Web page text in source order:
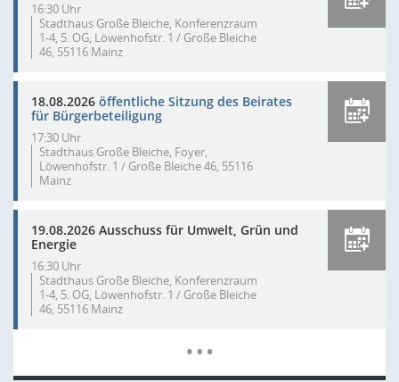
16:30 Uhr
Stadthaus Große Bleiche, Konferenzraum
1-4, 5. OG, Löwenhofstr. 1 / Große Bleiche
46, 55116 Mainz
18.08.2026 öffentliche Sitzung des Beirates
für Bürgerbeteiligung
17:30 Uhr
Stadthaus Große Bleiche, Foyer,
Löwenhofstr. 1 / Große Bleiche 46, 55116
Mainz
19.08.2026 Ausschuss für Umwelt, Grün und
Energie
16:30 Uhr
Stadthaus Große Bleiche, Konferenzraum
1-4, 5. OG, Löwenhofstr. 1 / Große Bleiche
46, 55116 Mainz
…